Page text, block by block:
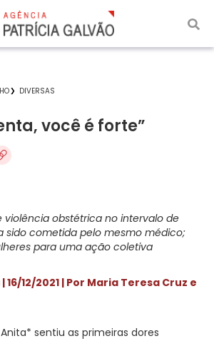
DIVERSAS
você é forte”
violência obstétrica no intervalo de
sido cometida pelo mesmo médico;
para uma ação coletiva
12/2021 | Por Maria Teresa Cruz e
sentiu as primeiras dores